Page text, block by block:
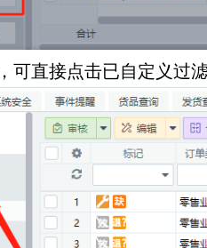
可直接点击已自定义过